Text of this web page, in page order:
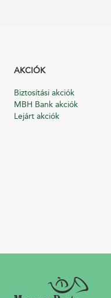
AKCIÓK
Biztosítási akciók
MBH Bank akciók
Lejárt akciók